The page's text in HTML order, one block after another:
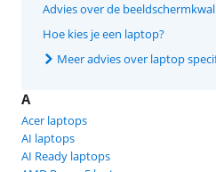
Advies over de
Hoe kies je een laptop?
Meer advies over laptop
A
Acer laptops
AI laptops
AI Ready laptops